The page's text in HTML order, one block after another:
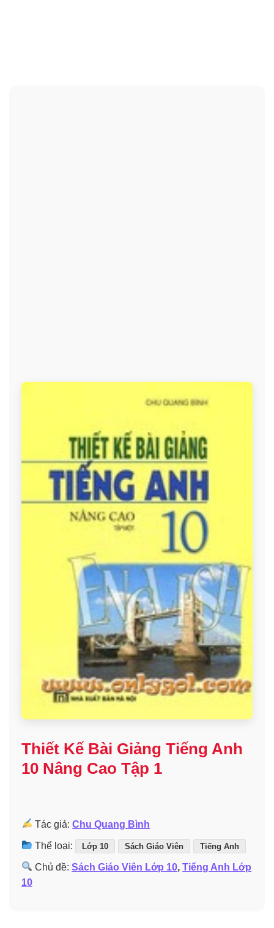
Thiết Kế Bài Giảng Tiếng Anh
10 Nâng Cao Tập 1
Tác giả:Chu Quang Bình
Thể loại: Lớp 10 Sách Giáo Viên Tiếng Anh
Chủ đề:Sách Giáo Viên Lớp 10,Tiếng Anh Lớp
10